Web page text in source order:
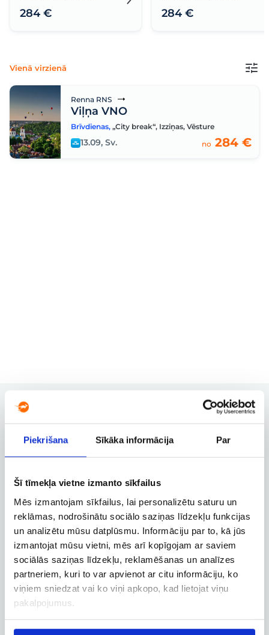
Piekrišana Sīkāka informācija Par
Šī tīmekļa vietne izmanto sīkfailus
Mēs izmantojam sīkfailus, lai personalizētu saturu un
reklāmas, nodrošinātu sociālo saziņas līdzekļu funkcijas
un analizētu mūsu datplūsmu. Informāciju par to, kā jūs
izmantojat mūsu vietni, mēs arī kopīgojam ar saviem
sociālās saziņas līdzekļu, reklamēšanas un analīzes
partneriem, kuri to var apvienot ar citu informāciju, ko
viņiem sniedzat vai ko viņi apkopo, kad lietojat viņu
pakalpojumus.
284 € 284 €
Vienā virzienā
Renna RNS
Viļņa VNO
Brīvdienas, „City break“, Izziņas, Vēsture
13.09, Sv. no 284 €
Rezervācijas pārvaldība
Rezervācijas maiņa, atcelšana un
Biznesa konts
Biznesa, dienesta un
darbatvaļinājuma lidojumu
rezervācija
Lidojuma izsekošana
Lidojuma statusa un citas aktuālās